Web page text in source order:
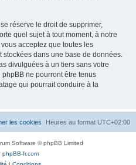
réserve le droit de supprimer,
quel sujet à tout moment, à notre
acceptez que toutes les
dans une base de données.
divulguées à un tiers sans votre
ne pourront être tenus
qui pourrait conduire à la
Heures au format UTC+02:00
les cookies
Software © phpBB Limited
phpBB-fr.com